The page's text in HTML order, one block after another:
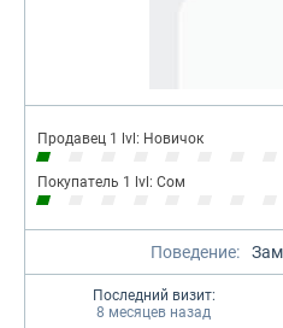
Продавец 1 lvl: Новичок
Покупатель 1 lvl: Сом
Поведение:
Последний визит:
8 месяцев назад